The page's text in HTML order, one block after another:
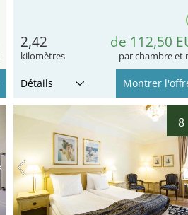
2,42
kilomètres
de 112,50
par chambre et
Détails Montrer
8